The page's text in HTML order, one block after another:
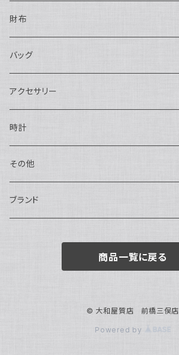
財布
長財布
二つ折り
バッグ
ショルダーバッグ・ボディバッグ
ハンドバッグ・ポーチ
トートバッグ
バックパック・リュックサック
ボストンバッグ
アクセサリー
ネックレス
指輪
ピアス・イヤリング
チャーム・キーホルダー
時計
アナログ・機械式
アナログ・クォーツ
その他
ペン・万年筆
ブランド
BOTTEGA VENETA
商品一覧に戻る
© 大和屋質店 前橋三俣店
Powered by